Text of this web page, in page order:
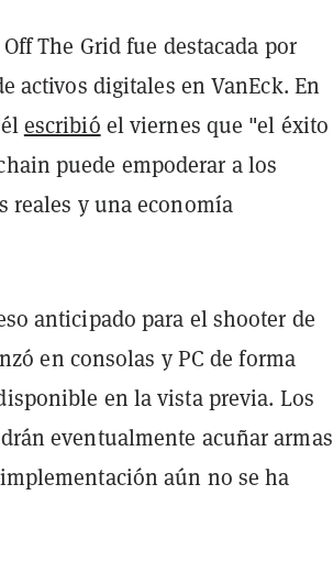
The Grid fue destacada por
activos digitales en VanEck. En
escribió el viernes que "el éxito
puede empoderar a los
reales y una economía
anticipado para el shooter de
en consolas y PC de forma
en la vista previa. Los
eventualmente acuñar armas
aún no se ha